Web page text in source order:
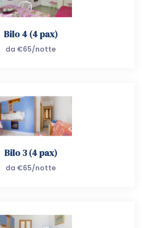
Bilo 4 (4 pax)
da €65/notte
Bilo 3 (4 pax)
da €65/notte